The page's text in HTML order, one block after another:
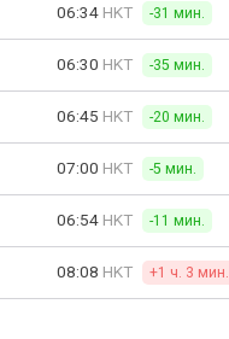
06:34 HKT -31 мин.
06:30 HKT -35 мин.
06:45 HKT -20 мин.
07:00 HKT -5 мин.
06:54 HKT -11 мин.
08:08 HKT +1 ч. 3 мин.